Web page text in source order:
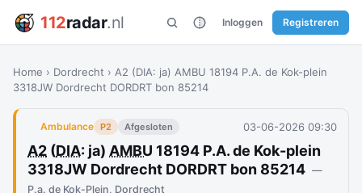
112radar.nl Inloggen Registreren
Home › Dordrecht › A2 (DIA: ja) AMBU 18194 P.A. de Kok-plein
3318JW Dordrecht DORDRT bon 85214
Ambulance P2 Afgesloten 03-06-2026 09:30
A2 (DIA: ja) AMBU 18194 P.A. de Kok-plein
3318JW Dordrecht DORDRT bon 85214 —
P.a. de Kok-Plein, Dordrecht